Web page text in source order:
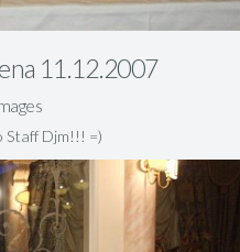
11.12.2007
Staff Djm!!! =)